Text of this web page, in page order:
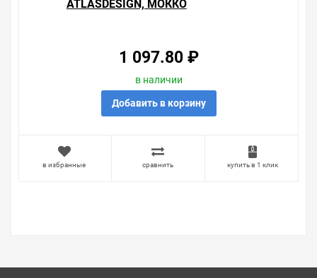
ATLASDESIGN, МОККО
1 097.80 ₽
в наличии
Добавить в корзину
в избранные сравнить купить в 1 клик